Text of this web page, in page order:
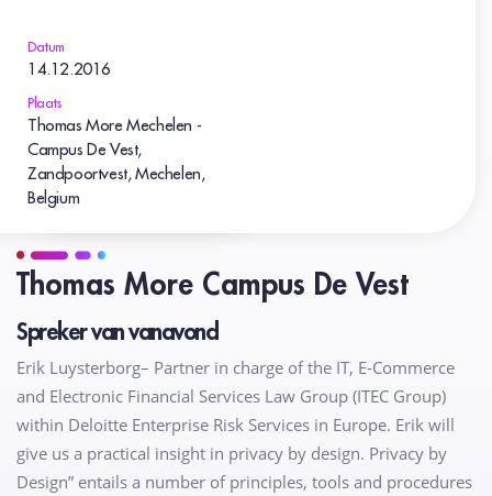
Datum
14.12.2016
Plaats
Thomas More Mechelen -
Campus De Vest,
Zandpoortvest, Mechelen,
Belgium
Thomas More Campus De Vest
Spreker van vanavond
Erik Luysterborg– Partner in charge of the IT, E-Commerce
and Electronic Financial Services Law Group (ITEC Group)
within Deloitte Enterprise Risk Services in Europe. Erik will
give us a practical insight in privacy by design. Privacy by
Design” entails a number of principles, tools and procedures